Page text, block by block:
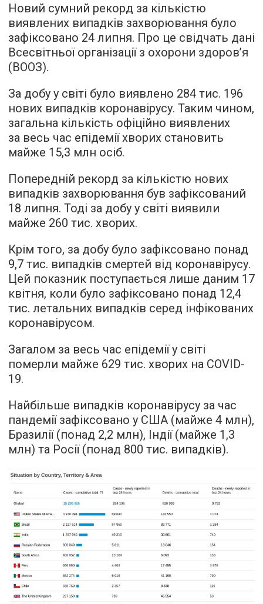
Новий сумний рекорд за кількістю
виявлених випадків захворювання було
зафіксовано 24 липня. Про це свідчать дані
Всесвітньої організації з охорони здоров’я
(ВООЗ).
За добу у світі було виявлено 284 тис. 196
нових випадків коронавірусу. Таким чином,
загальна кількість офіційно виявлених
за весь час епідемії хворих становить
майже 15,3 млн осіб.
Попередній рекорд за кількістю нових
випадків захворювання був зафіксований
18 липня. Тоді за добу у світі виявили
майже 260 тис. хворих.
Крім того, за добу було зафіксовано понад
9,7 тис. випадків смертей від коронавірусу.
Цей показник поступається лише даним 17
квітня, коли було зафіксовано понад 12,4
тис. летальних випадків серед інфікованих
коронавірусом.
Загалом за весь час епідемії у світі
померли майже 629 тис. хворих на COVID-
19.
Найбільше випадків коронавірусу за час
пандемії зафіксовано у США (майже 4 млн),
Бразилії (понад 2,2 млн), Індії (майже 1,3
млн) та Росії (понад 800 тис. випадків).